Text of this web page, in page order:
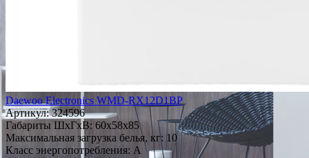
Daewoo Electronics WMD-RX12D1BP
Артикул:324596
Габариты ШxГxВ: 60x58x85
Максимальная загрузка белья, кг: 10
Класс энергопотребления: A